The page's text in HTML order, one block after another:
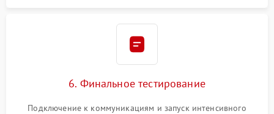
6. Финальное тестирование
Подключение к коммуникациям и запуск интенсивного